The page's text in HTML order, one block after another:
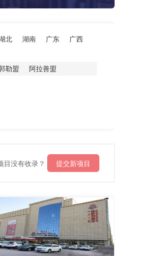
北 湖南 广东
广西
勒盟 阿拉善盟
目没有收录？ 提交新项目